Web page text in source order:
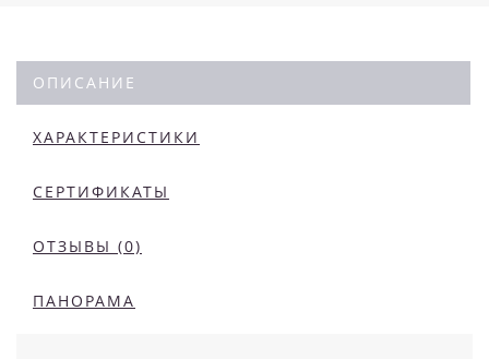
ОПИСАНИЕ
ХАРАКТЕРИСТИКИ
СЕРТИФИКАТЫ
ОТЗЫВЫ (0)
ПАНОРАМА